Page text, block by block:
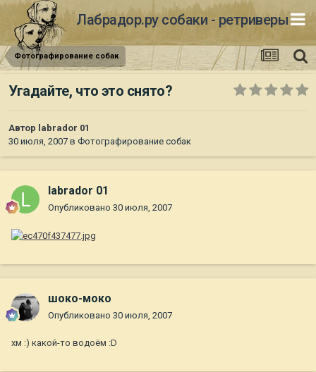
Лабрадор.ру собаки - ретриверы
Фотографирование собак
Угадайте, что это снято?
Автор labrador 01
30 июля, 2007 в Фотографирование собак
labrador 01
Опубликовано 30 июля, 2007
шоко-моко
Опубликовано 30 июля, 2007
хм :) какой-то водоём :D